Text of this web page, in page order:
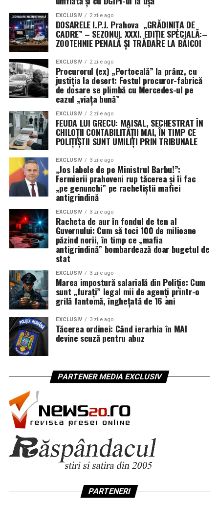
EXCLUSIV 2 zile ago
DOSARELE I.P.J. Prahova „GRĂDINIȚA DE
CADRE” – SEZONUL XXXI. EDIȚIE SPECIALĂ:–
ZOOTEHNIE PENALĂ ȘI TRĂDARE LA BĂICOI
EXCLUSIV 2 zile ago
Procurorul (ex) „Portocală” la prânz, cu
justiția la desert: Fostul procuror-fabrică
de dosare se plimbă cu Mercedes-ul pe
cazul „viața bună”
EXCLUSIV 2 zile ago
FEUDA LUI GRECU: MAISAL, SECHESTRAT ÎN
CHILOȚII CONTABILITĂȚII MAI, ÎN TIMP CE
POLIȚIȘTII SUNT UMILIȚI PRIN TRIBUNALE
EXCLUSIV 3 zile ago
„Jos labele de pe Ministrul Barbu!”:
Fermierii prahoveni rup tăcerea și îi fac
„pe genunchi” pe rachetiștii mafiei
antigrindină
EXCLUSIV 3 zile ago
Racheta de aur în fondul de ten al
Guvernului: Cum să toci 100 de milioane
păzind norii, în timp ce „mafia
antigrindină” bombardează doar bugetul de
stat
EXCLUSIV 3 zile ago
Marea impostură salarială din Poliție: Cum
sunt „furați” legal mii de agenți printr-o
grilă fantomă, înghețată de 16 ani
EXCLUSIV 3 zile ago
Tăcerea ordinei: Când ierarhia în MAI
devine scuză pentru abuz
PARTENER MEDIA EXCLUSIV
PARTENERI